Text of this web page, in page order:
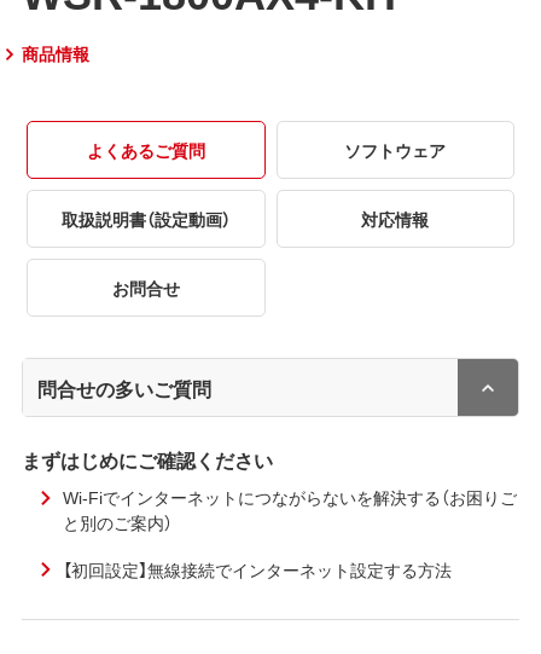
商品情報
よくあるご質問 ソフトウェア
取扱説明書（設定動画） 対応情報
お問合せ
問合せの多いご質問
まずはじめにご確認ください
Wi-Fiでインターネットにつながらないを解決する（お困りご
と別のご案内）
【初回設定】無線接続でインターネット設定する方法